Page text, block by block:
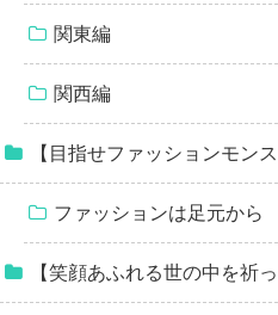
関東編
関西編
【目指せファッションモンス
ファッションは足元から
【笑顔あふれる世の中を祈っ